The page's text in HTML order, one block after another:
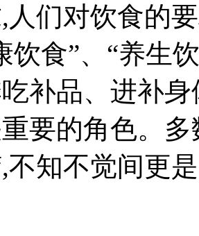
人们对饮食的
饮食”、“养生
补品、进补
要的角色。
不知不觉间更